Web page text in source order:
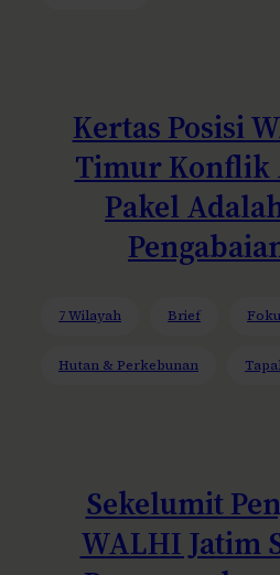
Kertas Posisi
Timur Konflik
Pakel
7 Wilayah Brief
Hutan & Perkebunan
Sekelumit
WALHI Jatim